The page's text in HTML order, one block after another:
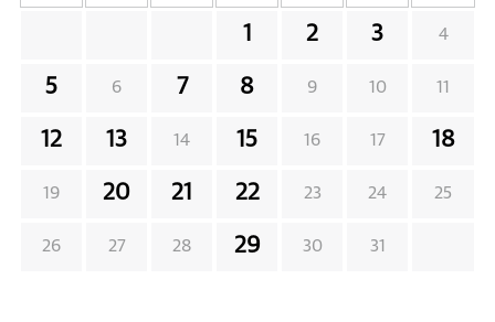
1 2 3 4
5 6 7 8 9 10 11
12 13 14 15 16 17 18
19 20 21 22 23 24 25
26 27 28 29 30 31